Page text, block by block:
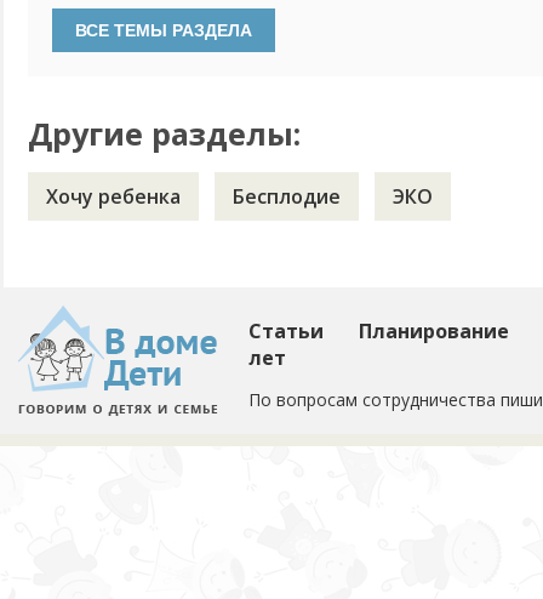
сдать мне и мужу для того чтобы удостовериться что
здорового и целого малыша? И также можно ли их
Другие разделы:
Хочу ребенка Бесплодие ЭКО
Статьи
Планирование
лет
По вопросам сотрудничества